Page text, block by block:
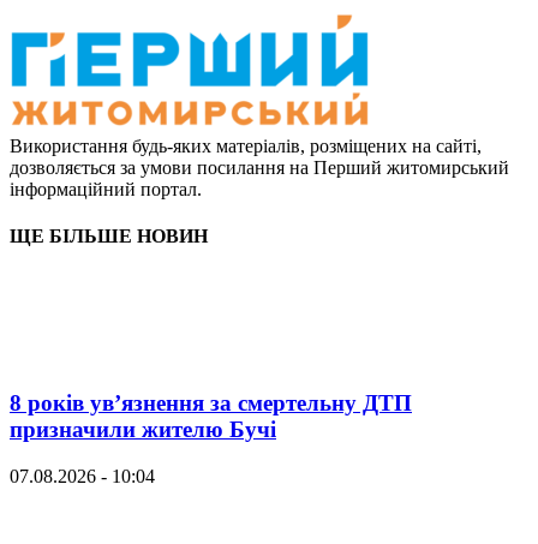
Використання будь-яких матеріалів, розміщених на сайті,
дозволяється за умови посилання на Перший житомирський
інформаційний портал.
ЩЕ БІЛЬШЕ НОВИН
8 років ув’язнення за смертельну ДТП
призначили жителю Бучі
07.08.2026 - 10:04